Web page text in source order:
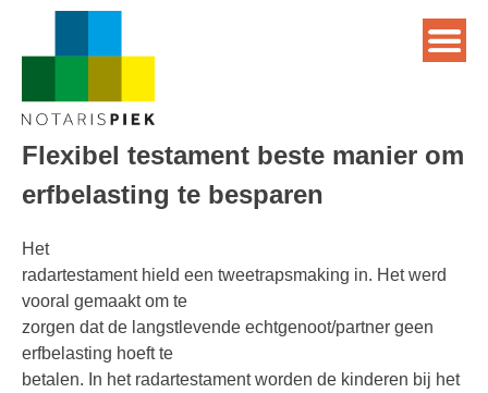
Flexibel testament beste manier om
erfbelasting te besparen
Het
radartestament hield een tweetrapsmaking in. Het werd
vooral gemaakt om te
zorgen dat de langstlevende echtgenoot/partner geen
erfbelasting hoeft te
betalen. In het radartestament worden de kinderen bij het